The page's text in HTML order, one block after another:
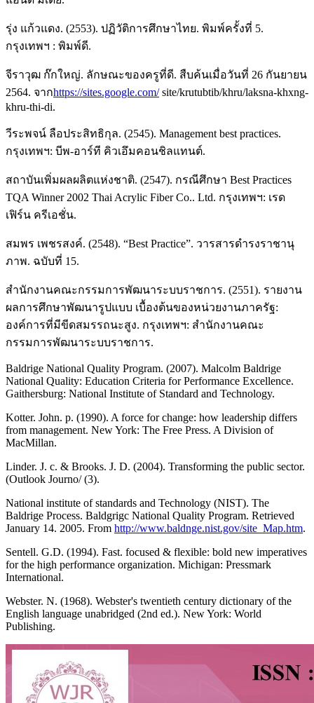
รุ่ง แก้วแดง. (2553). ปฏิวัติการศึกษาไทย. พิมพ์ครั้งที่ 5.
กรุงเทพฯ : พิมพ์ดี.
จีราวุฒ ก๊กใหญ่. ลักษณะของครูที่ดี. สืบค้นเมื่อวันที่ 26 กันยายน
2564. จากhttps://sites.google.com/site/krutubtib/khru/laksna-khxng-
khru-thi-di.
วีระพจน์ ลือประสิทธิกุล. (2545). Management best practices.
กรุงเทพฯ: บีพ-อาร์ที คิวเอึมคอนชิลแทนต์.
สถาบันเพิ่มผลผลิตแห่งชาติ. (2547). กรณีศึกษา Best Practices
TQA Winner 2002 Thai Acrylic Fiber Co.. Ltd. กรุงเทพฯ: เรด
เฟิร์น ครีเอชั่น.
สมพร เพชรสงค์. (2548). “Best Practice”. วารสารดำรงราชานุ
ภาพ. ฉบับที่ 15.
สำนักงานคณะกรรมการพัฒนาระบบราชการ. (2551). รายงาน
ผลการศึกษาพัฒนารูปแบบ เบื้องต้นของหน่วยงานภาครัฐ:
องค์การที่มีขีดสมรรถนะสูง. กรุงเทพฯ: สำนักงานคณะ
กรรมการพัฒนาระบบราชการ.
Baldrige National Quality Program. (2007). Malcolm Baldrige
National Quality: Education Criteria for Performance Excellence.
Gaithersburg: National Institute of Standard and Technology.
Kotter. John. p. (1990). A force for change: how leadership differs
from management. New York: The Free Press. A Division of
MacMillan.
Linder. J. c. & Brooks. J. D. (2004). Transforming the public sector.
(Outlook Journo/ (3).
National institute of standards and Technology (NIST). The
Baldrige Process. Baldgrigc National Quality Program. Retrieved
January 14. 2005. From http://www.baldnge.nist.gov/site_Map.htm.
Sentell. G.D. (1994). Fast. focused & flexible: bold new imperatives
for the high performance organization. Michigan: Pressmark
International.
Webster. N. (1968). Webster's twentieth century dictionary of the
English language unabridged (2nd ed.). New York: World
Publishing.